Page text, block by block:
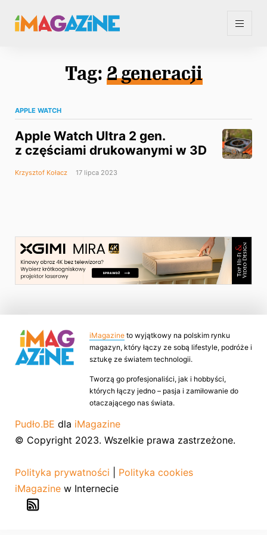
Tag: 2 generacji
APPLE WATCH
Apple Watch Ultra 2 gen.
z częściami drukowanymi w 3D
Krzysztof Kołacz 17 lipca 2023
iMagazine to wyjątkowy na polskim rynku
magazyn, który łączy ze sobą lifestyle, podróże i
sztukę ze światem technologii.
Tworzą go profesjonaliści, jak i hobbyści,
których łączy jedno – pasja i zamiłowanie do
otaczającego nas świata.
Pudło.BE dla iMagazine
© Copyright 2023. Wszelkie prawa zastrzeżone.
Polityka prywatności
Polityka cookies
iMagazine w Internecie